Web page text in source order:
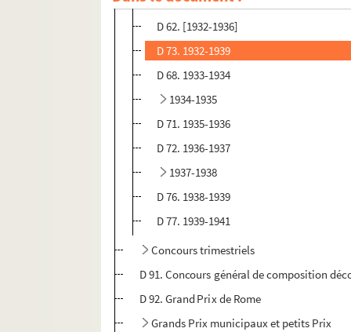
D 62. [1932-1936]
D 73. 1932-1939
D 68. 1933-1934
1934-1935
D 71. 1935-1936
D 72. 1936-1937
1937-1938
D 76. 1938-1939
D 77. 1939-1941
Concours trimestriels
D 91. Concours général de composition
D 92. Grand Prix de Rome
Grands Prix municipaux et petits Prix